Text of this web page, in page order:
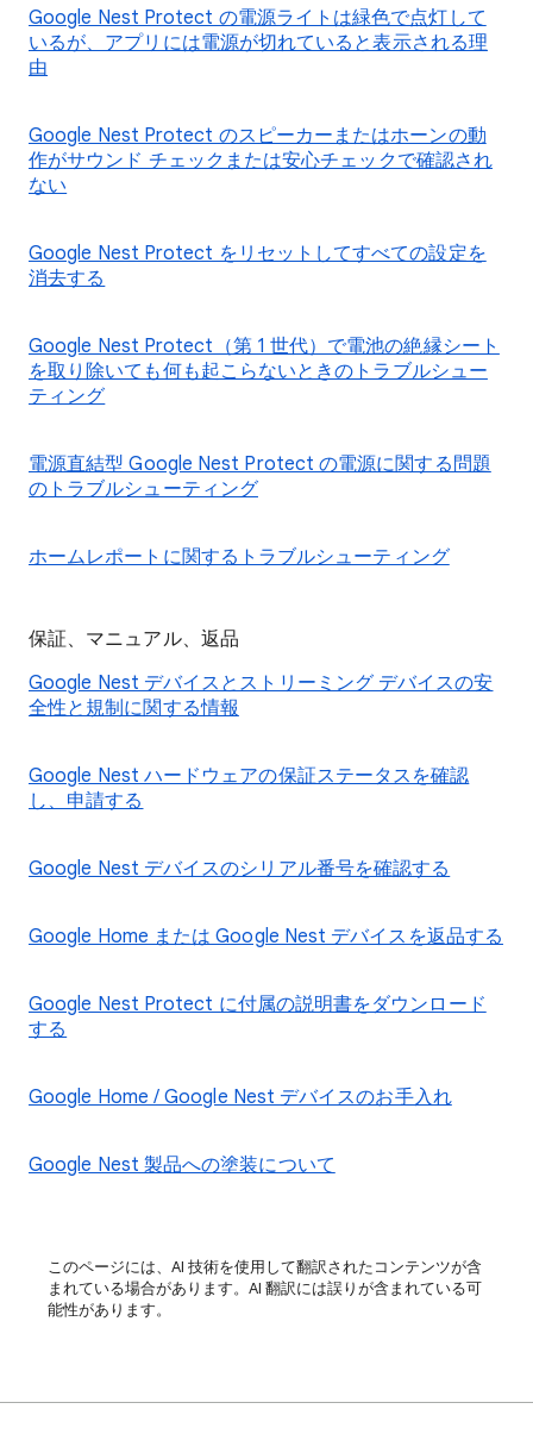
Google Nest Protect の電源ライトは緑色で点灯して
いるが、アプリには電源が切れていると表示される理
由
Google Nest Protect のスピーカーまたはホーンの動
作がサウンド チェックまたは安心チェックで確認され
ない
Google Nest Protect をリセットしてすべての設定を
消去する
Google Nest Protect（第 1 世代）で電池の絶縁シート
を取り除いても何も起こらないときのトラブルシュー
ティング
電源直結型 Google Nest Protect の電源に関する問題
のトラブルシューティング
ホームレポートに関するトラブルシューティング
保証、マニュアル、返品
Google Nest デバイスとストリーミング デバイスの安
全性と規制に関する情報
Google Nest ハードウェアの保証ステータスを確認
し、申請する
Google Nest デバイスのシリアル番号を確認する
Google Home または Google Nest デバイスを返品する
Google Nest Protect に付属の説明書をダウンロード
する
Google Home / Google Nest デバイスのお手入れ
Google Nest 製品への塗装について
このページには、AI 技術を使用して翻訳されたコンテンツが含
まれている場合があります。AI 翻訳には誤りが含まれている可
能性があります。